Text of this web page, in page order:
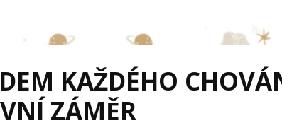
KAŽDÉHO
ZÁMĚR